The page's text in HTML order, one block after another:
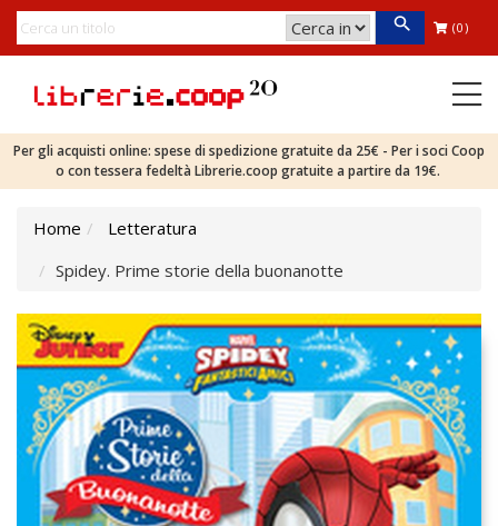
(0)
Per gli acquisti online: spese di spedizione gratuite da 25€ - Per i soci Coop
o con tessera fedeltà Librerie.coop gratuite a partire da 19€.
Home
Letteratura
Spidey. Prime storie della buonanotte